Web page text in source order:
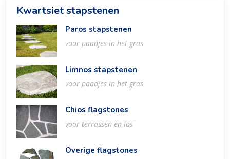
Kwartsiet stapstenen
Paros stapstenen
voor paadjes in het gras
Limnos stapstenen
voor paadjes in het gras
Chios flagstones
voor terrassen en los
Overige flagstones